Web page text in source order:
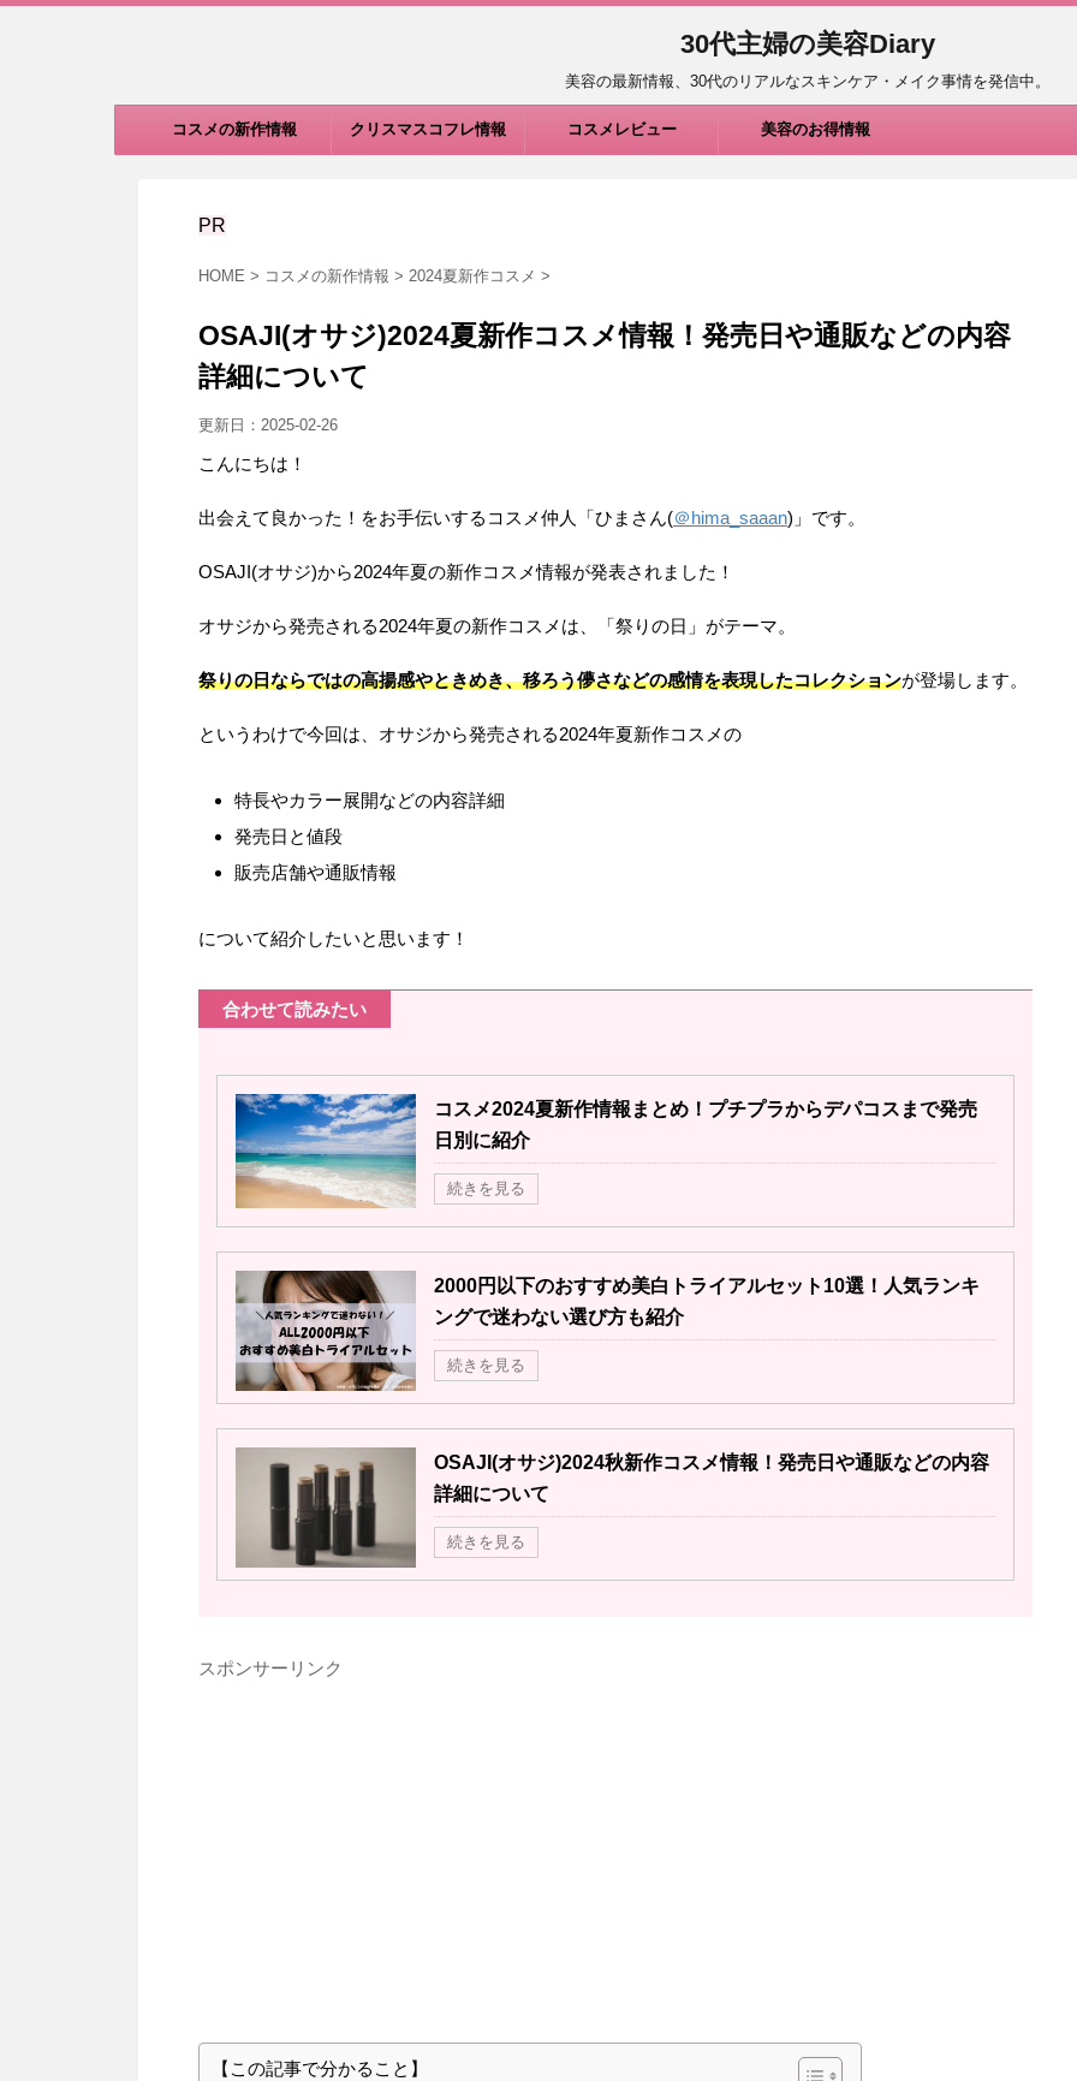
30代主婦の美容Diary
美容の最新情報、30代のリアルなスキンケア・メイク事情を発信中。
コスメの新作情報 クリスマスコフレ情報 コスメレビュー 美容のお得情報
PR
HOME > コスメの新作情報 > 2024夏新作コスメ >
OSAJI(オサジ)2024夏新作コスメ情報！発売日や通販などの内容
詳細について
更新日： 2025-02-26
こんにちは！
出会えて良かった！をお手伝いするコスメ仲人「ひまさん(＠hima_saaan)」です。
OSAJI(オサジ)から2024年夏の新作コスメ情報が発表されました！
オサジから発売される2024年夏の新作コスメは、「祭りの日」がテーマ。
祭りの日ならではの高揚感やときめき、移ろう儚さなどの感情を表現したコレクションが登場します。
というわけで今回は、オサジから発売される2024年夏新作コスメの
特長やカラー展開などの内容詳細
発売日と値段
販売店舗や通販情報
について紹介したいと思います！
合わせて読みたい
コスメ2024夏新作情報まとめ！プチプラからデパコスまで発売
日別に紹介
続きを見る
2000円以下のおすすめ美白トライアルセット10選！人気ランキ
ングで迷わない選び方も紹介
続きを見る
OSAJI(オサジ)2024秋新作コスメ情報！発売日や通販などの内容
詳細について
続きを見る
スポンサーリンク
【この記事で分かること】